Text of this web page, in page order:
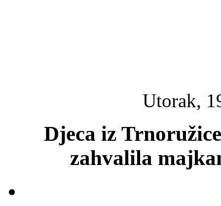
Utorak,
Djeca iz
zahvalila